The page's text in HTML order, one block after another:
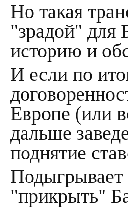
Но такая
"зрадой" для
историю и
И если по
Европе (или
дальше
поднятие
Подыгрывает
"прикрыть"